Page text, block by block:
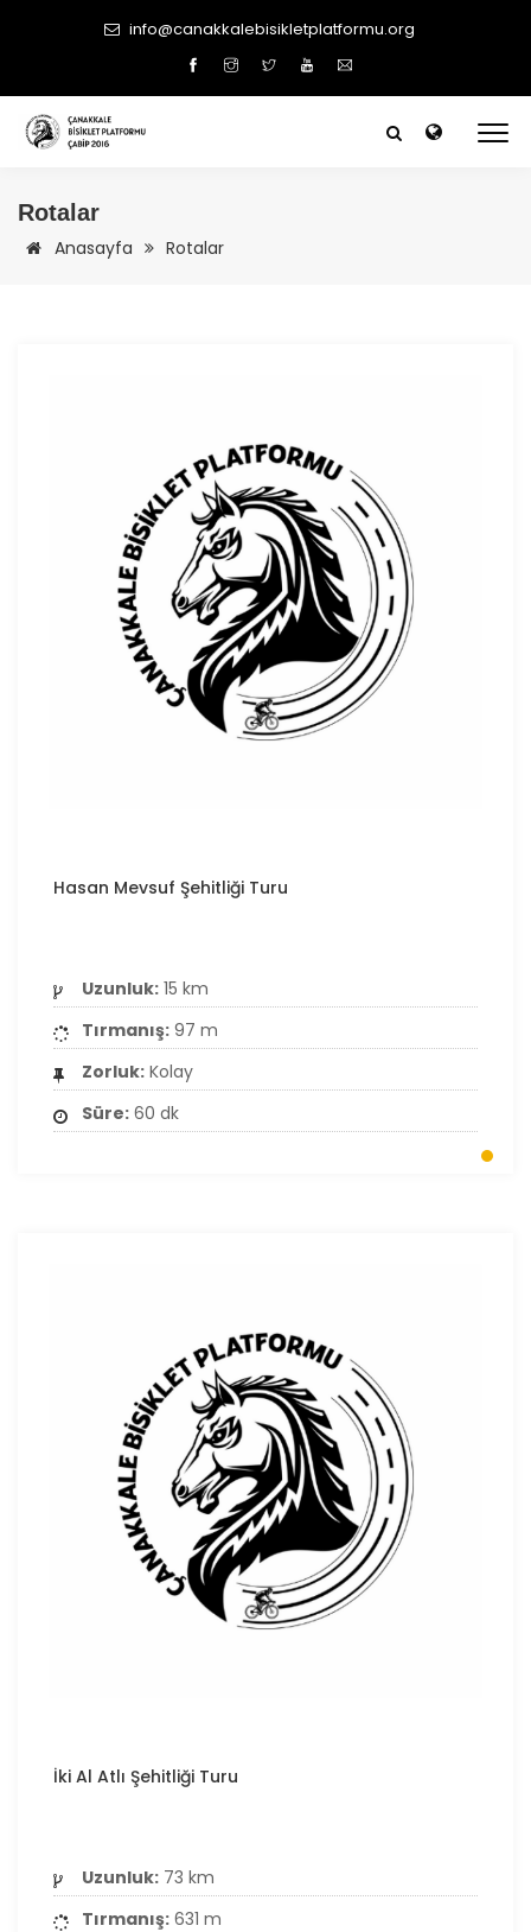
info@canakkalebisikletplatformu.org
Rotalar
Anasayfa Rotalar
Hasan Mevsuf Şehitliği Turu
Uzunluk: 15 km
Tırmanış: 97 m
Zorluk: Kolay
Süre: 60 dk
İki Al Atlı Şehitliği Turu
Uzunluk: 73 km
Tırmanış: 631 m